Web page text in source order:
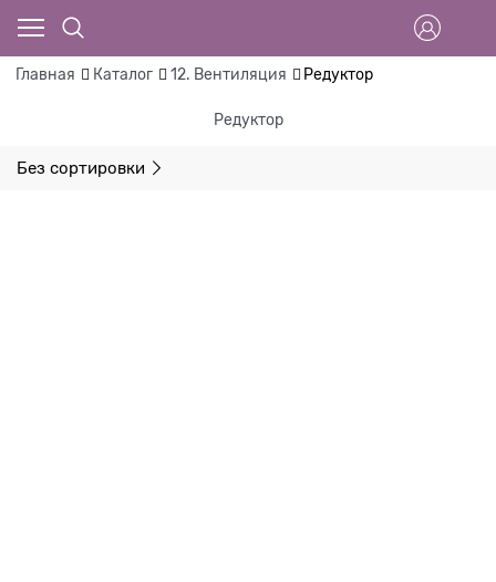
Главная Каталог 12. Вентиляция Редуктор
Редуктор
Без сортировки